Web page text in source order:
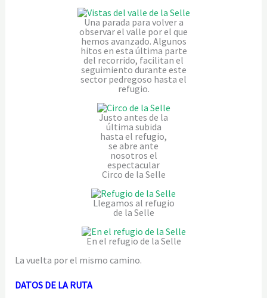
Una parada para volver a
observar el valle por el que
hemos avanzado. Algunos
hitos en esta última parte
del recorrido, facilitan el
seguimiento durante este
sector pedregoso hasta el
refugio.
Justo antes de la
última subida
hasta el refugio,
se abre ante
nosotros el
espectacular
Circo de la Selle
Llegamos al refugio
de la Selle
En el refugio de la Selle
La vuelta por el mismo camino.
DATOS DE LA RUTA